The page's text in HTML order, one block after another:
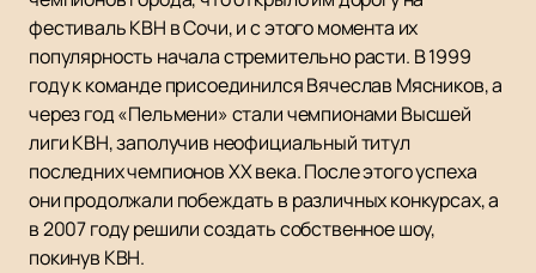
фестиваль КВН в Сочи, и с этого момента их
популярность начала стремительно расти. В 1999
году к команде присоединился Вячеслав Мясников, а
через год «Пельмени» стали чемпионами Высшей
лиги КВН, заполучив неофициальный титул
последних чемпионов XX века. После этого успеха
они продолжали побеждать в различных конкурсах, а
в 2007 году решили создать собственное шоу,
покинув КВН.